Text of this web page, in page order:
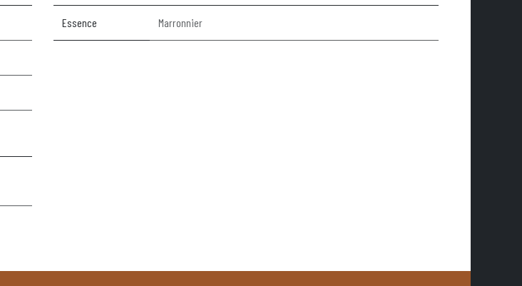
Essence Marronnier